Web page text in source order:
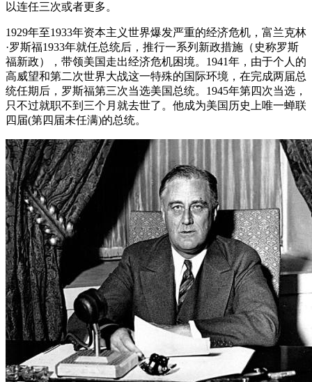
以连任三次或者更多。
1929年至1933年资本主义世界爆发严重的经济危机，富兰克林
·罗斯福1933年就任总统后，推行一系列新政措施（史称罗斯
福新政），带领美国走出经济危机困境。1941年，由于个人的
高威望和第二次世界大战这一特殊的国际环境，在完成两届总
统任期后，罗斯福第三次当选美国总统。1945年第四次当选，
只不过就职不到三个月就去世了。他成为美国历史上唯一蝉联
四届(第四届未任满)的总统。